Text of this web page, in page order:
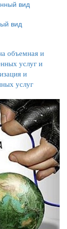
вид
объемная и
услуг и
и
услуг